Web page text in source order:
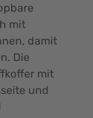
mit
damit
Die
mit
und